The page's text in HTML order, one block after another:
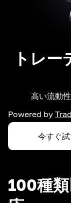
トレ
高い流動
Powered by
今すぐ
100種